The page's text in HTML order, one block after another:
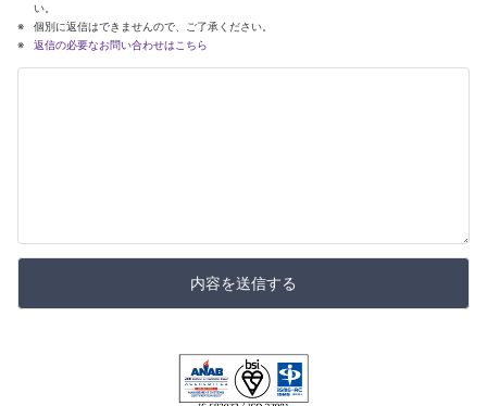
い。
個別に返信はできませんので、ご了承ください。
返信の必要なお問い合わせはこちら
内容を送信する